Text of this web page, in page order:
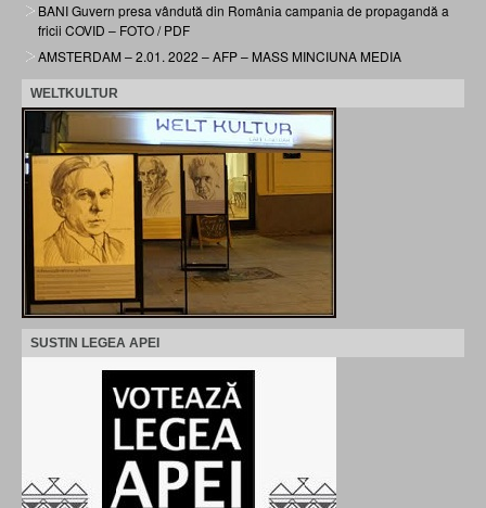
BANI Guvern presa vândută din România campania de propagandă a
fricii COVID – FOTO / PDF
AMSTERDAM – 2.01. 2022 – AFP – MASS MINCIUNA MEDIA
WELTKULTUR
SUSTIN LEGEA APEI